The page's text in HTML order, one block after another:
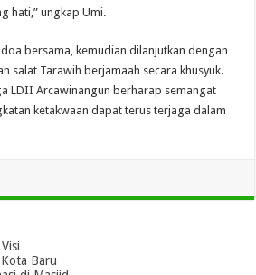
hati,” ungkap Umi.
bersama, kemudian dilanjutkan dengan
salat Tarawih berjamaah secara khusyuk.
LDII Arcawinangun berharap semangat
ketakwaan dapat terus terjaga dalam
Baru